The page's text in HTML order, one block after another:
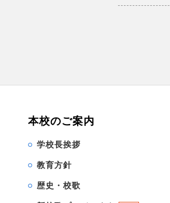
本校のご案内
学校長挨拶
教育方針
歴史・校歌